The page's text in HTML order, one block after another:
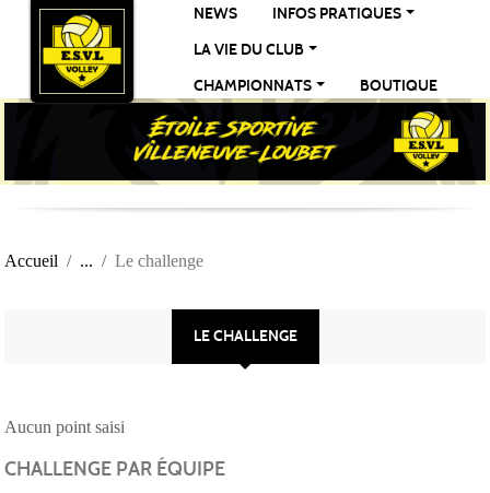
NEWS
INFOS PRATIQUES
LA VIE DU CLUB
CHAMPIONNATS
BOUTIQUE
Accueil Le challenge
LE CHALLENGE
Aucun point saisi
CHALLENGE PAR ÉQUIPE
Panneau de gestion des cookies